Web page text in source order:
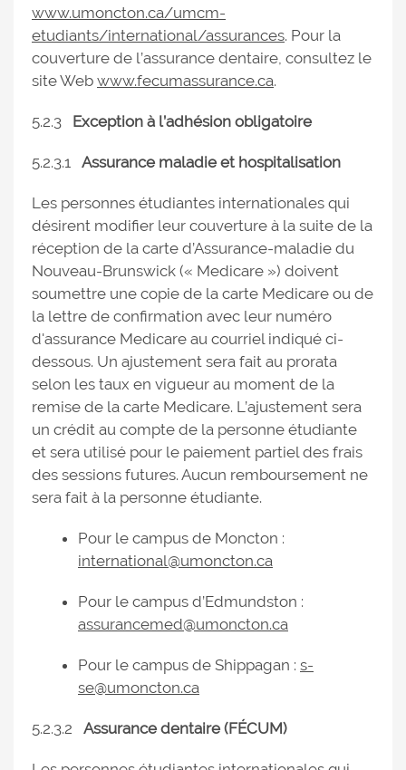
www.umoncton.ca/umcm-
etudiants/international/assurances. Pour la
couverture de l’assurance dentaire, consultez le
site Web www.fecumassurance.ca.
5.2.3 Exception à l’adhésion obligatoire
5.2.3.1 Assurance maladie et hospitalisation
Les personnes étudiantes internationales qui
désirent modifier leur couverture à la suite de la
réception de la carte d’Assurance-maladie du
Nouveau-Brunswick (« Medicare ») doivent
soumettre une copie de la carte Medicare ou de
la lettre de confirmation avec leur numéro
d'assurance Medicare au courriel indiqué ci-
dessous. Un ajustement sera fait au prorata
selon les taux en vigueur au moment de la
remise de la carte Medicare. L’ajustement sera
un crédit au compte de la personne étudiante
et sera utilisé pour le paiement partiel des frais
des sessions futures. Aucun remboursement ne
sera fait à la personne étudiante.
Pour le campus de Moncton :
international@umoncton.ca
Pour le campus d’Edmundston :
assurancemed@umoncton.ca
Pour le campus de Shippagan : s-
se@umoncton.ca
5.2.3.2 Assurance dentaire (FÉCUM)